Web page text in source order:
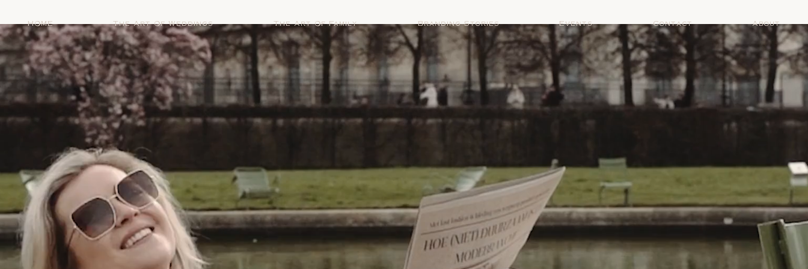
HOME The Art Of Weddings The Art Of Family Branding Stories Events Contact About